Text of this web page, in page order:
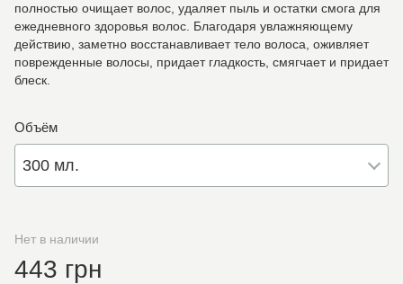
полностью очищает волос, удаляет пыль и остатки смога для
ежедневного здоровья волос. Благодаря увлажняющему
действию, заметно восстанавливает тело волоса, оживляет
поврежденные волосы, придает гладкость, смягчает и придает
блеск.
Объём
300 мл.
Нет в наличии
443 грн